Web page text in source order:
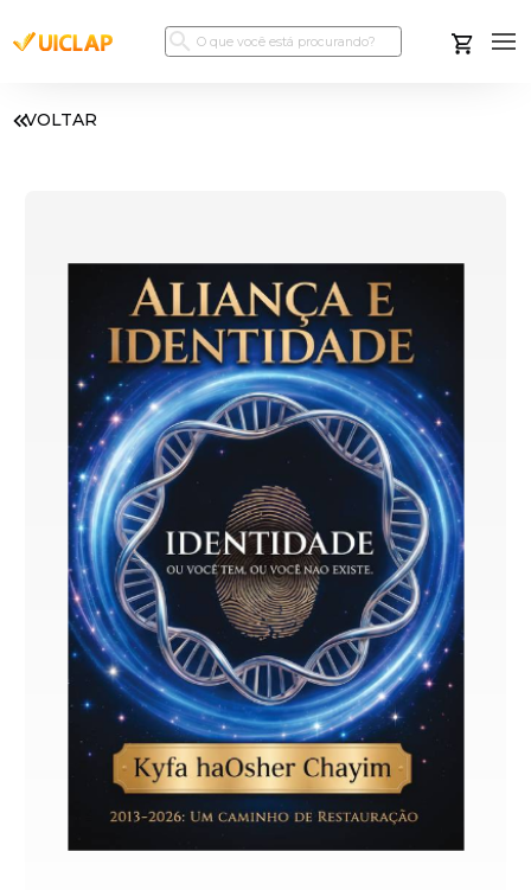
VOLTAR